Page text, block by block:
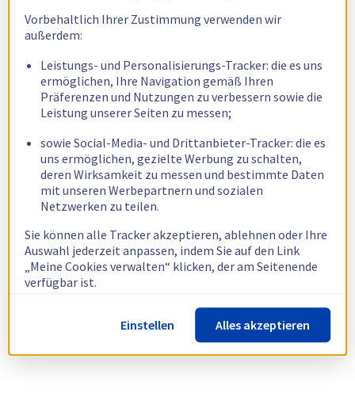
Vorbehaltlich Ihrer Zustimmung verwenden wir
außerdem:
Leistungs- und Personalisierungs-Tracker: die es uns
ermöglichen, Ihre Navigation gemäß Ihren
Präferenzen und Nutzungen zu verbessern sowie die
Leistung unserer Seiten zu messen;
sowie Social-Media- und Drittanbieter-Tracker: die es
uns ermöglichen, gezielte Werbung zu schalten,
deren Wirksamkeit zu messen und bestimmte Daten
mit unseren Werbepartnern und sozialen
Netzwerken zu teilen.
Sie können alle Tracker akzeptieren, ablehnen oder Ihre
Auswahl jederzeit anpassen, indem Sie auf den Link
„Meine Cookies verwalten“ klicken, der am Seitenende
verfügbar ist.
Weitere Informationen finden Sie in unsererRichtlinie
zur Verwendung von Cookies.
Einstellen Alles akzeptieren